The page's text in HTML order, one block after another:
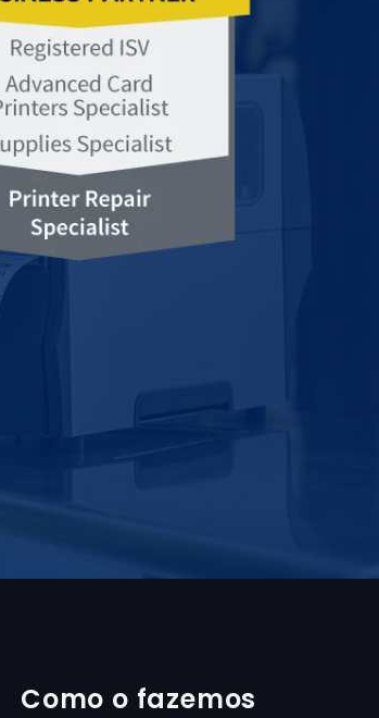
Como o fazemos